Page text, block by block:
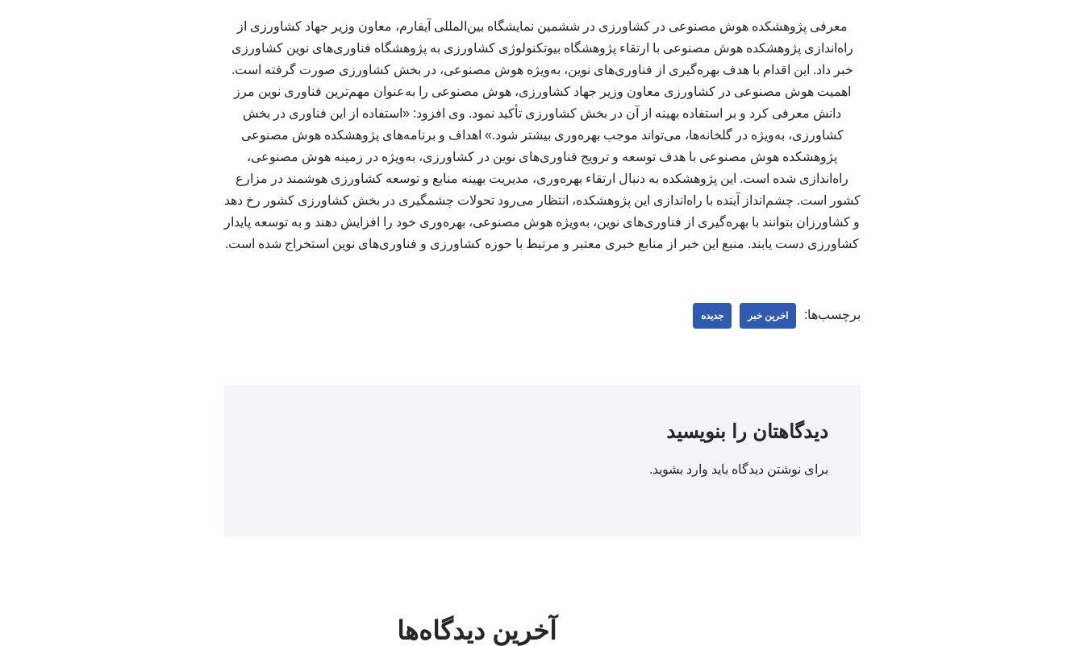
معرفی پژوهشکده هوش مصنوعی در کشاورزی در ششمین نمایشگاه بین‌المللی آیفارم، معاون وزیر جهاد کشاورزی از
راه‌اندازی پژوهشکده هوش مصنوعی با ارتقاء پژوهشگاه بیوتکنولوژی کشاورزی به پژوهشگاه فناوری‌های نوین کشاورزی
خبر داد. این اقدام با هدف بهره‌گیری از فناوری‌های نوین، به‌ویژه هوش مصنوعی، در بخش کشاورزی صورت گرفته است.
اهمیت هوش مصنوعی در کشاورزی معاون وزیر جهاد کشاورزی، هوش مصنوعی را به‌عنوان مهم‌ترین فناوری نوین مرز
دانش معرفی کرد و بر استفاده بهینه از آن در بخش کشاورزی تأکید نمود. وی افزود: «استفاده از این فناوری در بخش
کشاورزی، به‌ویژه در گلخانه‌ها، می‌تواند موجب بهره‌وری بیشتر شود.» اهداف و برنامه‌های پژوهشکده هوش مصنوعی
پژوهشکده هوش مصنوعی با هدف توسعه و ترویج فناوری‌های نوین در کشاورزی، به‌ویژه در زمینه هوش مصنوعی،
راه‌اندازی شده است. این پژوهشکده به دنبال ارتقاء بهره‌وری، مدیریت بهینه منابع و توسعه کشاورزی هوشمند در مزارع
کشور است. چشم‌انداز آینده با راه‌اندازی این پژوهشکده، انتظار می‌رود تحولات چشمگیری در بخش کشاورزی کشور رخ دهد
و کشاورزان بتوانند با بهره‌گیری از فناوری‌های نوین، به‌ویژه هوش مصنوعی، بهره‌وری خود را افزایش دهند و به توسعه پایدار
کشاورزی دست یابند. منبع این خبر از منابع خبری معتبر و مرتبط با حوزه کشاورزی و فناوری‌های نوین استخراج شده است.
برچسب‌ها: اخرین خبر جدیده
دیدگاهتان را بنویسید
برای نوشتن دیدگاه باید وارد بشوید.
آخرین دیدگاه‌ها